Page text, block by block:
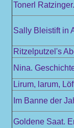
Tonerl
Sally Bleistift in
Ritzelputzel's
Nina.
Lirum, larum,
Im Banne der
Goldene Saat.